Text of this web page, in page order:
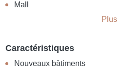
Mall
Plus
Caractéristiques
Nouveaux bâtiments